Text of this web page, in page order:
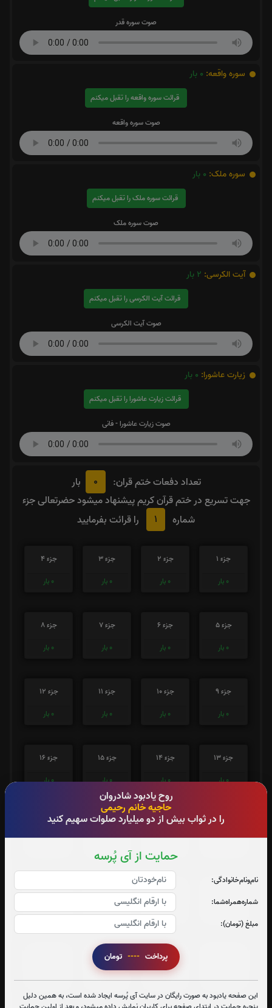
روح یادبود شادروان
حاجیه خانم رحیمی
را در ثواب بیش از دو میلیارد صلوات سهیم کنید
حمایت از آی پُرسه
نام‌و‌نام‌خانوادگی:
شماره‌همراه‌شما:
مبلغ (تومان):
پرداخت ----
این صفحه یادبود به صورت رایگان در سایت آی پُرسه ایجاد شده است، به همین دلیل
صوت سوره قدر
سوره واقعه: 0 بار
قرائت سوره واقعه را تقبل میکنم
صوت سوره واقعه
سوره ملک: 0 بار
قرائت سوره ملک را تقبل میکنم
صوت سوره ملک
آیت الکرسی: 2 بار
قرائت آیت الکرسی را تقبل میکنم
صوت آیت الکرسی
زیارت عاشورا: 0 بار
قرائت زیارت عاشورا را تقبل میکنم
صوت زیارت عاشورا - فانی
تعداد دفعات ختم قران: 0
بار
جهت تسریع در ختم قرآن کریم پیشنهاد میشود حضرتعالی جزء
شماره
1 را قرائت بفرمایید
جزء 1
0 بار
جزء 2
0 بار
جزء 3
0 بار
جزء 4
0 بار
جزء 5
0 بار
جزء 6
0 بار
جزء 7
0 بار
جزء 8
0 بار
جزء 9
0 بار
جزء 10
0 بار
جزء 11
0 بار
جزء 12
0 بار
جزء 13
0بار
جزء 14
0بار
جزء 15
0بار
جزء 16
0بار
جزء 17
جزء 18
جزء 19
جزء 20
جزء 22
0بار
جزء 23
0بار
جزء 24
0بار
0بار
جزء 26
0بار
جزء 27
0بار
0بار